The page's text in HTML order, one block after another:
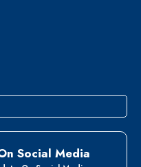
Social Media